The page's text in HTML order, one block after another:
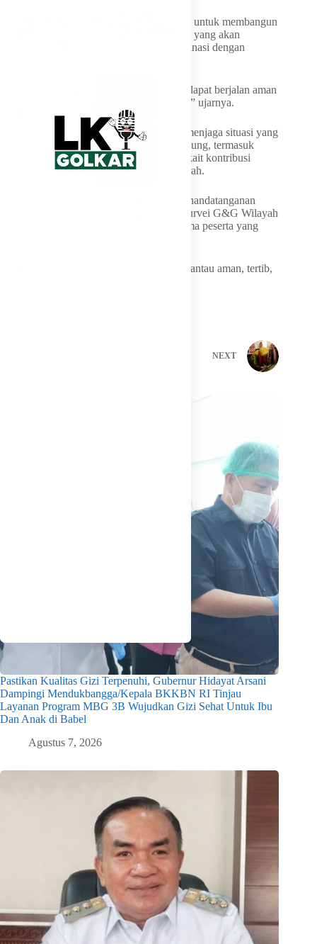
Menurutnya, kegiatan sosialisasi dilakukan untuk membangun
pemahaman bersama terkait rencana survei yang akan
dilaksanakan sekaligus memperkuat koordinasi dengan
“Kami berharap seluruh tahapan kegiatan dapat berjalan aman
dan lancar dengan dukungan semua pihak,” ujarnya.
Harbour Energy juga menilai pentingnya menjaga situasi yang
kondusif selama proses eksplorasi berlangsung, termasuk
meningkatkan pemahaman masyarakat terkait kontribusi
industri migas terhadap pembangunan daerah.
Kegiatan kemudian dilanjutkan dengan penandatanganan
berita acara, pemaparan teknis mengenai survei G&G Wilayah
Kerja Migas Tuna, serta sesi diskusi bersama peserta yang
Selama kegiatan berlangsung, suasana terpantau aman, tertib,
NEXT
Pastikan Kualitas Gizi Terpenuhi, Gubernur Hidayat Arsani
Dampingi Mendukbangga/Kepala BKKBN RI Tinjau
Layanan Program MBG 3B Wujudkan Gizi Sehat Untuk Ibu
Dan Anak di Babel
Agustus 7, 2026